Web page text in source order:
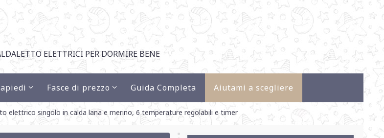
ELETTRICI PER DORMIRE BENE
Fasce di prezzo Guida Completa Aiutami a scegliere
elettrico singolo in calda lana e merino, 6 temperature regolabili e timer